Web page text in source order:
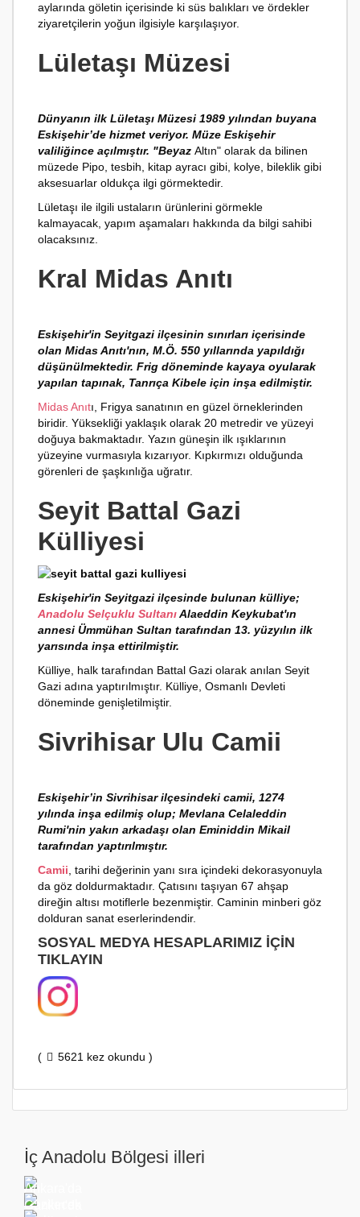
aylarında göletin içerisinde ki süs balıkları ve ördekler
ziyaretçilerin yoğun ilgisiyle karşılaşıyor.
Lületaşı Müzesi
Dünyanın ilk Lületaşı Müzesi 1989 yılından buyana
Eskişehir’de hizmet veriyor. Müze Eskişehir
valiliğince açılmıştır. "Beyaz Altın" olarak da bilinen
müzede Pipo, tesbih, kitap ayracı gibi, kolye, bileklik gibi
aksesuarlar oldukça ilgi görmektedir.
Lületaşı ile ilgili ustaların ürünlerini görmekle
kalmayacak, yapım aşamaları hakkında da bilgi sahibi
olacaksınız.
Kral Midas Anıtı
Eskişehir'in Seyitgazi ilçesinin sınırları içerisinde
olan Midas Anıtı'nın, M.Ö. 550 yıllarında yapıldığı
düşünülmektedir. Frig döneminde kayaya oyularak
yapılan tapınak, Tanrıça Kibele için inşa edilmiştir.
Midas Anıtı, Frigya sanatının en güzel örneklerinden
biridir. Yüksekliği yaklaşık olarak 20 metredir ve yüzeyi
doğuya bakmaktadır. Yazın güneşin ilk ışıklarının
yüzeyine vurmasıyla kızarıyor. Kıpkırmızı olduğunda
görenleri de şaşkınlığa uğratır.
Seyit Battal Gazi
Külliyesi
Eskişehir'in Seyitgazi ilçesinde bulunan külliye;
Anadolu Selçuklu SultanıAlaeddin Keykubat'ın
annesi Ümmühan Sultan tarafından 13. yüzyılın ilk
yarısında inşa ettirilmiştir.
Külliye, halk tarafından Battal Gazi olarak anılan Seyit
Gazi adına yaptırılmıştır. Külliye, Osmanlı Devleti
döneminde genişletilmiştir.
Sivrihisar Ulu Camii
Eskişehir’in Sivrihisar ilçesindeki camii, 1274
yılında inşa edilmiş olup; Mevlana Celaleddin
Rumi'nin yakın arkadaşı olan Eminiddin Mikail
tarafından yaptırılmıştır.
Camii, tarihi değerinin yanı sıra içindeki dekorasyonuyla
da göz doldurmaktadır. Çatısını taşıyan 67 ahşap
direğin altısı motiflerle bezenmiştir. Caminin minberi göz
dolduran sanat eserlerindendir.
SOSYAL MEDYA HESAPLARIMIZ İÇIN
TIKLAYIN
( 5621 kez okundu )
İç Anadolu Bölgesi illeri
Ankara'da
Gezilecek
Çankırı'da